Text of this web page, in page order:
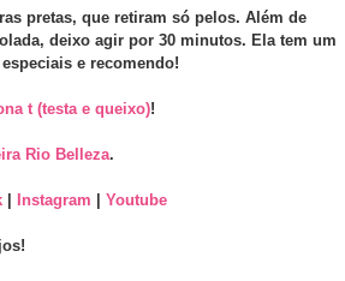
pretas, que retiram só pelos. Além de
deixo agir por 30 minutos. Ela tem um
e recomendo!
t (testa e queixo)!
Rio Belleza.
Instagram Youtube